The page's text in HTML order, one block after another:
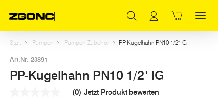
Start Pumpen Pumpen-Zubehör PP-Kugelhahn PN10 1/2" IG
Art.Nr. 23891
PP-Kugelhahn PN10 1/2" IG
(0) Jetzt Produkt bewerten